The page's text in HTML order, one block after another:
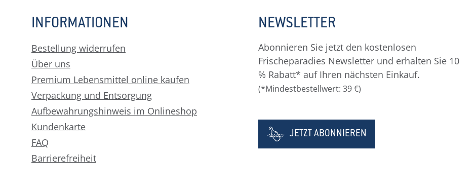
INFORMATIONEN
Bestellung widerrufen
Über uns
Premium Lebensmittel online kaufen
Verpackung und Entsorgung
Aufbewahrungshinweis im Onlineshop
Kundenkarte
FAQ
Barrierefreiheit
NEWSLETTER
Abonnieren Sie jetzt den kostenlosen
Frischeparadies Newsletter und erhalten Sie 10
% Rabatt* auf Ihren nächsten Einkauf.
(*Mindestbestellwert: 39 €)
JETZT ABONNIEREN